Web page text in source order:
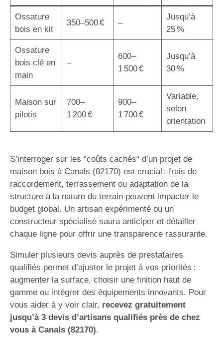
Ossature
bois en kit
350–500 € –
Jusqu’à
25 %
Ossature
bois clé en
main
–
600–
1 500 €
Jusqu’à
30 %
Maison sur
pilotis
700–
1 200 €
900–
1 700 €
Variable,
selon
orientation
S’interroger sur les “coûts cachés“ d’un projet de
maison bois à Canals (82170) est crucial : frais de
raccordement, terrassement ou adaptation de la
structure à la nature du terrain peuvent impacter le
budget global. Un artisan expérimenté ou un
constructeur spécialisé saura anticiper et détailler
chaque ligne pour offrir une transparence rassurante.
Simuler plusieurs devis auprès de prestataires
qualifiés permet d’ajuster le projet à vos priorités :
augmenter la surface, choisir une finition haut de
gamme ou intégrer des équipements innovants. Pour
vous aider à y voir clair, recevez gratuitement
jusqu’à 3 devis d’artisans qualifiés près de chez
vous à Canals (82170).